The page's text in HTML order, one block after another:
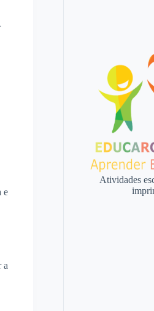
e
a
Atividades